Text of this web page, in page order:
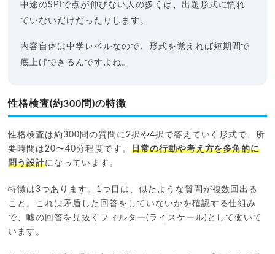
中途のSPIで点が伸びない人の多くは、出題形式に慣れ
ていないだけだったりします。
内容自体は中学レベルなので、形式を覚えれば短期間で
底上げできるんですよね。
性格検査(約300問)の特徴
性格検査は約300問の質問に2択や4択で答えていく形式で、所
要時間は20〜40分程度です。 日常の行動や考え方を多角的に
問う設計になっています。
特徴は3つあります。1つ目は、似たような質問が複数回出る
こと。これは矛盾した回答をしていないかを確認する仕組み
で、嘘の回答を見抜くフィルター(ライスケール)として働いて
います。